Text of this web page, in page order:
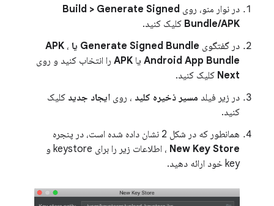
در نوار منو، روی Build > Generate Signed
Bundle/APK کلیک کنید.
در گفتگوی Generate Signed Bundle یا APK
،
Android App Bundle یا APK را انتخاب کنید و روی
Next کلیک کنید.
در زیر فیلد مسیر ذخیره کلید ، روی ایجاد جدید کلیک
کنید.
همانطور که در شکل 2 نشان داده شده است، در پنجره
New Key Store
، اطلاعات زیر را برای keystore و
key خود ارائه دهید.